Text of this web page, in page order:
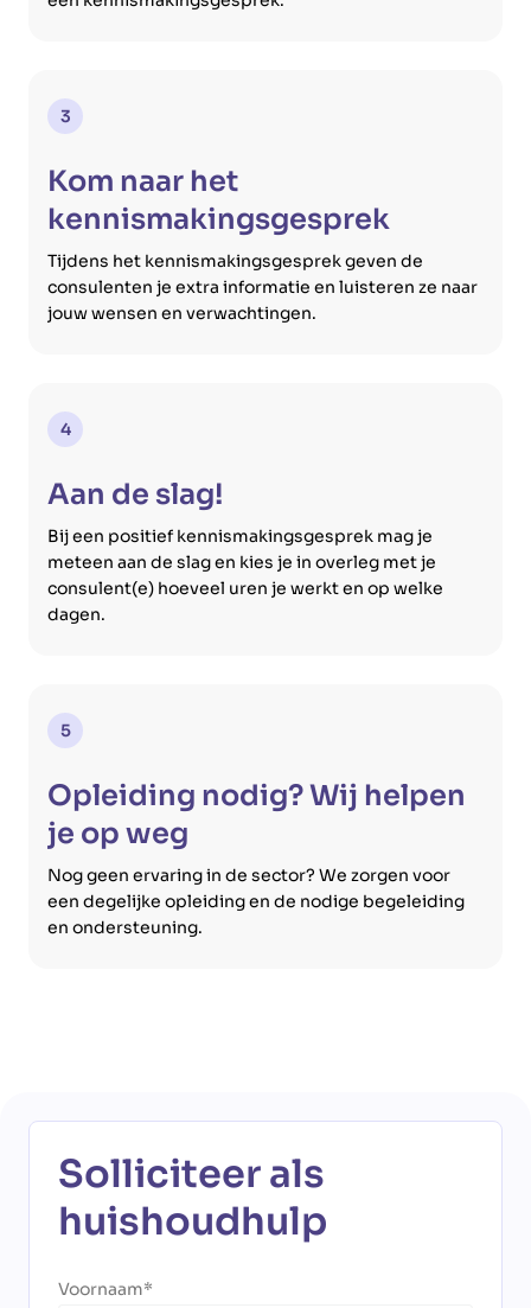
3
Kom naar het
kennismakingsgesprek
Tijdens het kennismakingsgesprek geven de
consulenten je extra informatie en luisteren ze naar
jouw wensen en verwachtingen.
4
Aan de slag!
Bij een positief kennismakingsgesprek mag je
meteen aan de slag en kies je in overleg met je
consulent(e) hoeveel uren je werkt en op welke
dagen.
5
Opleiding nodig? Wij helpen
je op weg
Nog geen ervaring in de sector? We zorgen voor
een degelijke opleiding en de nodige begeleiding
en ondersteuning.
Solliciteer als
huishoudhulp
Voornaam